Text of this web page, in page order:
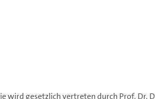
wird gesetzlich vertreten durch Prof.